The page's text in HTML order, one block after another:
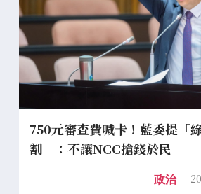
750元審查費喊卡！藍委提「
割」：不讓NCC搶錢於民
政治